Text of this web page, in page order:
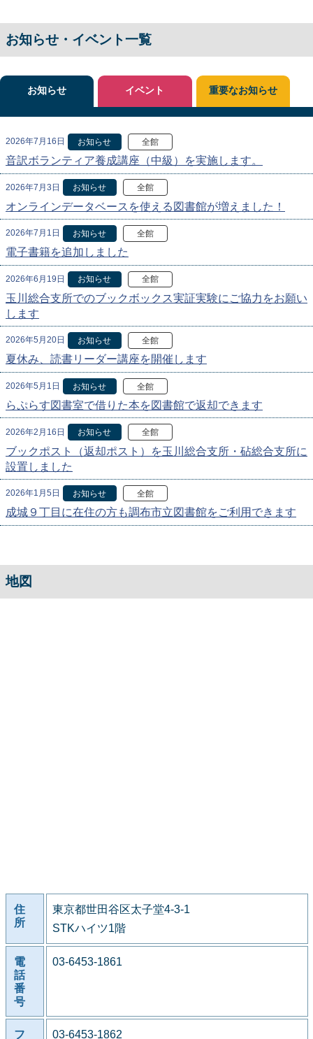
お知らせ・イベント一覧
お知らせ
2026年7月16日 お知らせ 全館
音訳ボランティア養成講座（中級）を実施します。
2026年7月3日 お知らせ 全館
オンラインデータベースを使える図書館が増えました！
2026年7月1日 お知らせ 全館
電子書籍を追加しました
2026年6月19日 お知らせ 全館
玉川総合支所でのブックボックス実証実験にご協力をお願い
します
2026年5月20日 お知らせ 全館
夏休み、読書リーダー講座を開催します
2026年5月1日 お知らせ 全館
らぷらす図書室で借りた本を図書館で返却できます
2026年2月16日 お知らせ 全館
ブックポスト（返却ポスト）を玉川総合支所・砧総合支所に
設置しました
2026年1月5日 お知らせ 全館
成城９丁目に在住の方も調布市立図書館をご利用できます
イベント 重要なお知らせ
地図
住
所
東京都世田谷区太子堂4-3-1
STKハイツ1階
電
話
番
号
03-6453-1861
フ 03-6453-1862